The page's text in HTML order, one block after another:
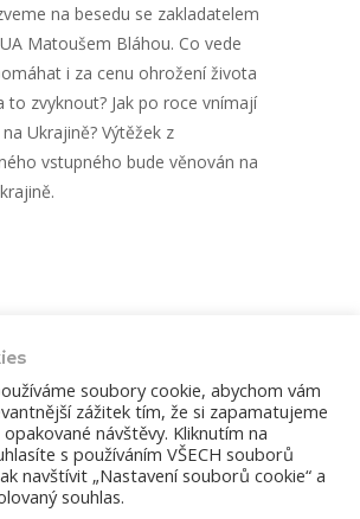
na besedu se zakladatelem
Matoušem Bláhou. Co vede
i za cenu ohrožení života
to zvyknout? Jak po roce vnímají
Ukrajině? Výtěžek z
vstupného bude věnován na
ČLÁNKY
AKCÍ
KONTAKTY
Develop webrazdva.cz.Prohlášení o
soubory cookie, abychom vám
zážitek tím, že si zapamatujeme
návštěvy. Kliknutím na
s používáním VŠECH souborů
navštívit „Nastavení souborů cookie“ a
souhlas.